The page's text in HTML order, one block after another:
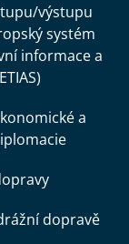
výstupu
systém
informace a
a
dopravě